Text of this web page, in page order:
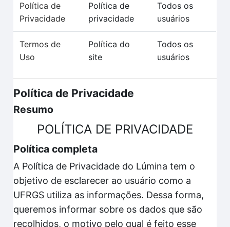
Política de
Privacidade
Política de
privacidade
Todos os
usuários
Termos de
Uso
Política do
site
Todos os
usuários
Política de Privacidade
Resumo
POLÍTICA DE PRIVACIDADE
Política completa
A Política de Privacidade do Lúmina tem o
objetivo de esclarecer ao usuário como a
UFRGS utiliza as informações. Dessa forma,
queremos informar sobre os dados que são
recolhidos, o motivo pelo qual é feito esse